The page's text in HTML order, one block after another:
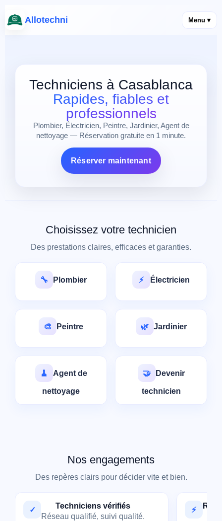
Allotechni Menu ▾
Techniciens à Casablanca
Rapides, fiables et
professionnels
Plombier, Électricien, Peintre, Jardinier, Agent de
nettoyage — Réservation gratuite en 1 minute.
Réserver maintenant
Choisissez votre technicien
Des prestations claires, efficaces et garanties.
🔧 Plombier ⚡ Électricien
🎨 Peintre 🌿 Jardinier
🧹 Agent de
nettoyage
🤝 Devenir
technicien
Nos engagements
Des repères clairs pour décider vite et bien.
✓
Techniciens vérifiés
Réseau qualifié, suivi qualité.
⚡